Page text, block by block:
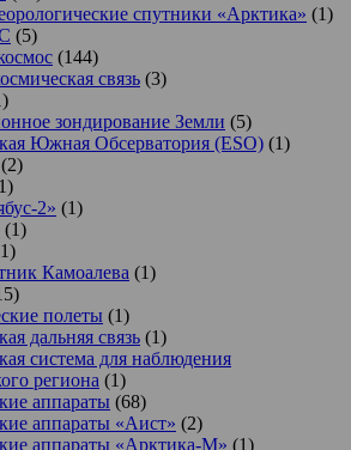
спутники «Арктика» (1)
(5)
(144)
связь (3)
зондирование Земли (5)
Южная Обсерватория (ESO) (1)
(2)
2» (1)
(1)
Камоалева (1)
полеты (1)
дальняя связь (1)
система для наблюдения
региона (1)
аппараты (68)
аппараты «Аист» (2)
аппараты «Арктика-М» (1)